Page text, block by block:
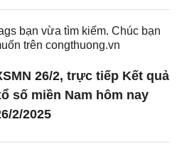
bạn vừa tìm kiếm. Chúc bạn
trên congthuong.vn
26/2, trực tiếp Kết quả
số miền Nam hôm nay
2/2025